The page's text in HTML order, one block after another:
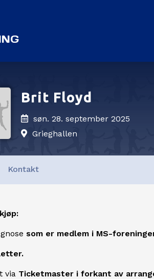
Brit Floyd
søn. 28. september 2025
Grieghallen
Kontakt
som er medlem i MS-
via Ticketmaster i forkant av